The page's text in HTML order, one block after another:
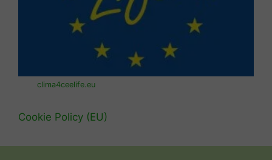
clima4ceelife.eu
Cookie Policy (EU)